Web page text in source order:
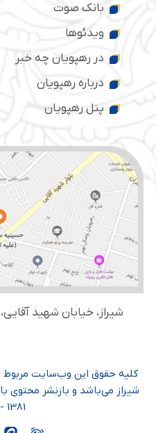
بانک صوت
ویدئوها
در رهپویان چه خبر
درباره رهپویان
پنل رهپویان
شیراز، خیابان شهید
کلیه حقوق این وب‌سایت مربوط
شیراز می‌باشد و بازنشر محتوی
1381 - 1403